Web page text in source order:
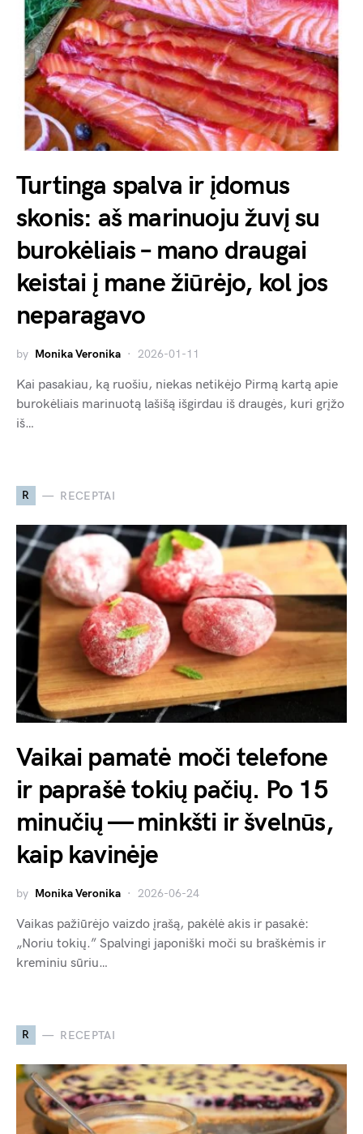
Turtinga spalva ir įdomus
skonis: aš marinuoju žuvį su
burokėliais – mano draugai
keistai į mane žiūrėjo, kol jos
neparagavo
by Monika Veronika 2026-01-11
Kai pasakiau, ką ruošiu, niekas netikėjo Pirmą kartą apie
burokėliais marinuotą lašišą išgirdau iš draugės, kuri grįžo
iš…
R RECEPTAI
Vaikai pamatė moči telefone
ir paprašė tokių pačių. Po 15
minučių — minkšti ir švelnūs,
kaip kavinėje
by Monika Veronika 2026-06-24
Vaikas pažiūrėjo vaizdo įrašą, pakėlė akis ir pasakė:
„Noriu tokių.” Spalvingi japoniški moči su braškėmis ir
kreminiu sūriu…
R RECEPTAI